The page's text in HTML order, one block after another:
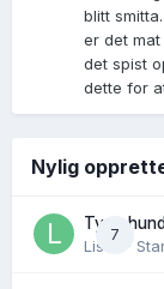
blitt
er det
det spist
dette for
Nylig
7
Tynn hund
Lisen
·